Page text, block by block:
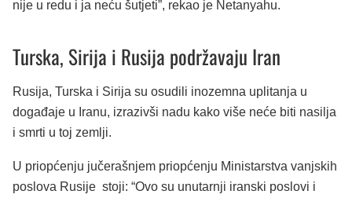
nije u redu i ja neću šutjeti”, rekao je Netanyahu.
Turska, Sirija i Rusija podržavaju Iran
Rusija, Turska i Sirija su osudili inozemna uplitanja u
događaje u Iranu, izrazivši nadu kako više neće biti nasilja
i smrti u toj zemlji.
U priopćenju jučerašnjem priopćenju Ministarstva vanjskih
poslova Rusije stoji: “Ovo su unutarnji iranski poslovi i